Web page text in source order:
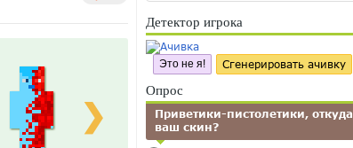
❯
Детектор игрока
Это не я! Сгенерировать ачивку
Опрос
Приветики-пистолетики, откуда
ваш скин?